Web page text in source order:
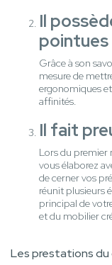
Il
pointues
Grâce à son
mesure de
ergonomiques
affinités.
Il fait
Lors du premier
vous élaborez
de cerner vos
réunit plusieurs
principal de
et du mobilier
Les prestations du